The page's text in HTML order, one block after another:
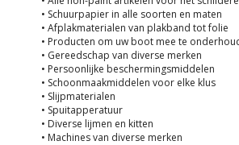
• Schuurpapier in alle soorten en maten
• Afplakmaterialen van plakband tot folie
• Producten om uw boot mee te
• Gereedschap van diverse merken
• Persoonlijke beschermingsmiddelen
• Schoonmaakmiddelen voor elke klus
• Slijpmaterialen
• Spuitapperatuur
• Diverse lijmen en kitten
• Machines van diverse merken